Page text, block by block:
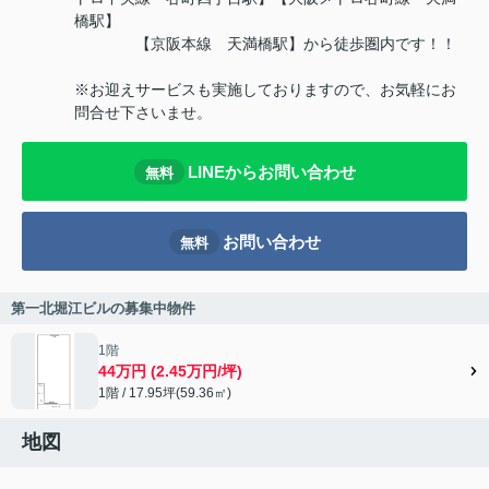
橋駅】
【京阪本線 天満橋駅】から徒歩圏内です！！
※お迎えサービスも実施しておりますので、お気軽にお
問合せ下さいませ。
無料 LINEからお問い合わせ
無料 お問い合わせ
第一北堀江ビルの募集中物件
1階
44万円 (2.45万円/坪)
1階 / 17.95坪(59.36㎡)
地図